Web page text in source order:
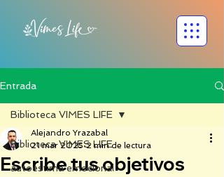
Entrada
Biblioteca VIMES LIFE
autoestima emocional
Biblioteca VIMES LIFE
Escribe tus objetivos
Alejandro Yrazabal
21 mar 2025 2 min de lectura